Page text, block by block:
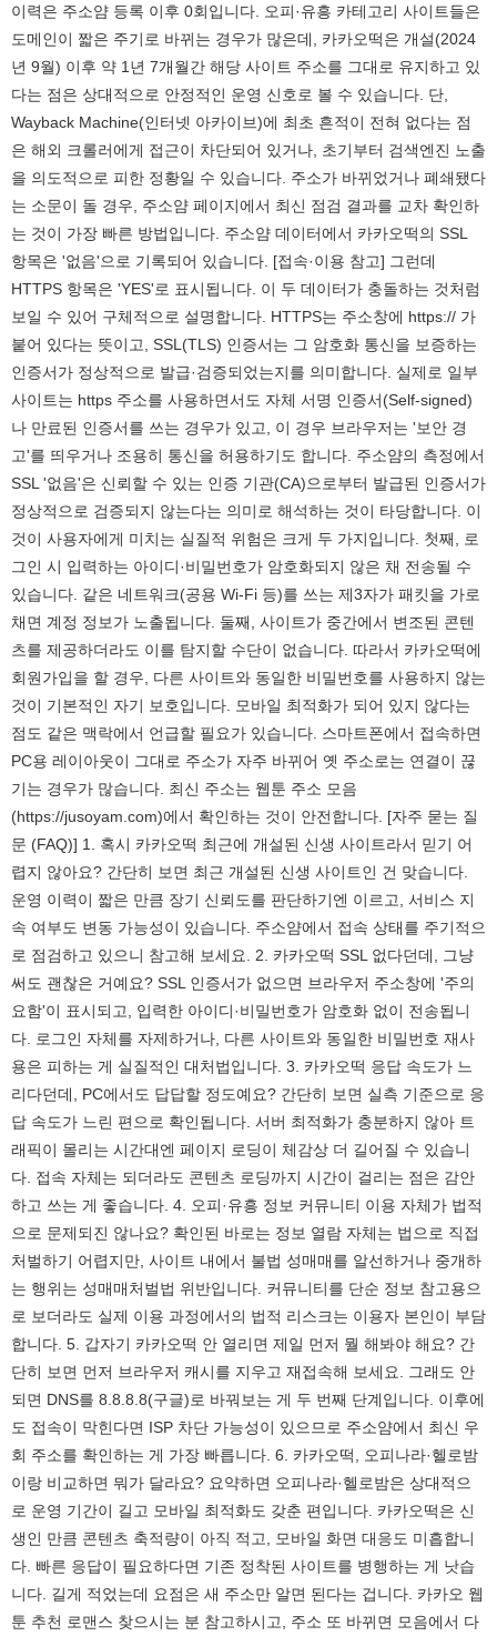
이력은 주소얌 등록 이후 0회입니다. 오피·유흥 카테고리 사이트들은
도메인이 짧은 주기로 바뀌는 경우가 많은데, 카카오떡은 개설(2024
년 9월) 이후 약 1년 7개월간 해당 사이트 주소를 그대로 유지하고 있
다는 점은 상대적으로 안정적인 운영 신호로 볼 수 있습니다. 단,
Wayback Machine(인터넷 아카이브)에 최초 흔적이 전혀 없다는 점
은 해외 크롤러에게 접근이 차단되어 있거나, 초기부터 검색엔진 노출
을 의도적으로 피한 정황일 수 있습니다. 주소가 바뀌었거나 폐쇄됐다
는 소문이 돌 경우, 주소얌 페이지에서 최신 점검 결과를 교차 확인하
는 것이 가장 빠른 방법입니다. 주소얌 데이터에서 카카오떡의 SSL
항목은 '없음'으로 기록되어 있습니다. [접속·이용 참고] 그런데
HTTPS 항목은 'YES'로 표시됩니다. 이 두 데이터가 충돌하는 것처럼
보일 수 있어 구체적으로 설명합니다. HTTPS는 주소창에 https:// 가
붙어 있다는 뜻이고, SSL(TLS) 인증서는 그 암호화 통신을 보증하는
인증서가 정상적으로 발급·검증되었는지를 의미합니다. 실제로 일부
사이트는 https 주소를 사용하면서도 자체 서명 인증서(Self-signed)
나 만료된 인증서를 쓰는 경우가 있고, 이 경우 브라우저는 '보안 경
고'를 띄우거나 조용히 통신을 허용하기도 합니다. 주소얌의 측정에서
SSL '없음'은 신뢰할 수 있는 인증 기관(CA)으로부터 발급된 인증서가
정상적으로 검증되지 않는다는 의미로 해석하는 것이 타당합니다. 이
것이 사용자에게 미치는 실질적 위험은 크게 두 가지입니다. 첫째, 로
그인 시 입력하는 아이디·비밀번호가 암호화되지 않은 채 전송될 수
있습니다. 같은 네트워크(공용 Wi-Fi 등)를 쓰는 제3자가 패킷을 가로
채면 계정 정보가 노출됩니다. 둘째, 사이트가 중간에서 변조된 콘텐
츠를 제공하더라도 이를 탐지할 수단이 없습니다. 따라서 카카오떡에
회원가입을 할 경우, 다른 사이트와 동일한 비밀번호를 사용하지 않는
것이 기본적인 자기 보호입니다. 모바일 최적화가 되어 있지 않다는
점도 같은 맥락에서 언급할 필요가 있습니다. 스마트폰에서 접속하면
PC용 레이아웃이 그대로 주소가 자주 바뀌어 옛 주소로는 연결이 끊
기는 경우가 많습니다. 최신 주소는 웹툰 주소 모음
(https://jusoyam.com)에서 확인하는 것이 안전합니다. [자주 묻는 질
문 (FAQ)] 1. 혹시 카카오떡 최근에 개설된 신생 사이트라서 믿기 어
렵지 않아요? 간단히 보면 최근 개설된 신생 사이트인 건 맞습니다.
운영 이력이 짧은 만큼 장기 신뢰도를 판단하기엔 이르고, 서비스 지
속 여부도 변동 가능성이 있습니다. 주소얌에서 접속 상태를 주기적으
로 점검하고 있으니 참고해 보세요. 2. 카카오떡 SSL 없다던데, 그냥
써도 괜찮은 거예요? SSL 인증서가 없으면 브라우저 주소창에 '주의
요함'이 표시되고, 입력한 아이디·비밀번호가 암호화 없이 전송됩니
다. 로그인 자체를 자제하거나, 다른 사이트와 동일한 비밀번호 재사
용은 피하는 게 실질적인 대처법입니다. 3. 카카오떡 응답 속도가 느
리다던데, PC에서도 답답할 정도예요? 간단히 보면 실측 기준으로 응
답 속도가 느린 편으로 확인됩니다. 서버 최적화가 충분하지 않아 트
래픽이 몰리는 시간대엔 페이지 로딩이 체감상 더 길어질 수 있습니
다. 접속 자체는 되더라도 콘텐츠 로딩까지 시간이 걸리는 점은 감안
하고 쓰는 게 좋습니다. 4. 오피·유흥 정보 커뮤니티 이용 자체가 법적
으로 문제되진 않나요? 확인된 바로는 정보 열람 자체는 법으로 직접
처벌하기 어렵지만, 사이트 내에서 불법 성매매를 알선하거나 중개하
는 행위는 성매매처벌법 위반입니다. 커뮤니티를 단순 정보 참고용으
로 보더라도 실제 이용 과정에서의 법적 리스크는 이용자 본인이 부담
합니다. 5. 갑자기 카카오떡 안 열리면 제일 먼저 뭘 해봐야 해요? 간
단히 보면 먼저 브라우저 캐시를 지우고 재접속해 보세요. 그래도 안
되면 DNS를 8.8.8.8(구글)로 바꿔보는 게 두 번째 단계입니다. 이후에
도 접속이 막힌다면 ISP 차단 가능성이 있으므로 주소얌에서 최신 우
회 주소를 확인하는 게 가장 빠릅니다. 6. 카카오떡, 오피나라·헬로밤
이랑 비교하면 뭐가 달라요? 요약하면 오피나라·헬로밤은 상대적으
로 운영 기간이 길고 모바일 최적화도 갖춘 편입니다. 카카오떡은 신
생인 만큼 콘텐츠 축적량이 아직 적고, 모바일 화면 대응도 미흡합니
다. 빠른 응답이 필요하다면 기존 정착된 사이트를 병행하는 게 낫습
니다. 길게 적었는데 요점은 새 주소만 알면 된다는 겁니다. 카카오 웹
툰 추천 로맨스 찾으시는 분 참고하시고, 주소 또 바뀌면 모음에서 다